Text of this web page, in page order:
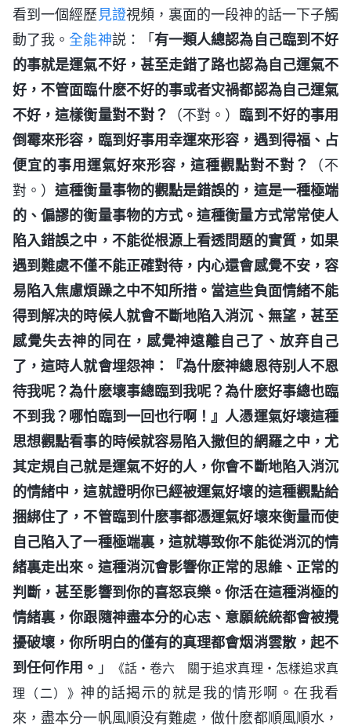
看到一個經歷 見證視頻，裏面的一段神的話一下子觸
動了我。全能神説：「有一類人總認為自己臨到不好
的事就是運氣不好，甚至走錯了路也認為自己運氣不
好，不管面臨什麽不好的事或者灾禍都認為自己運氣
不好，這樣衡量對不對？
（不對。）
臨到不好的事用
倒霉來形容，臨到好事用幸運來形容，遇到得福、占
便宜的事用運氣好來形容，這種觀點對不對？
（不
對。）這種衡量事物的觀點是錯誤的，這是一種極端
的、偏謬的衡量事物的方式。這種衡量方式常常使人
陷入錯誤之中，不能從根源上看透問題的實質，如果
遇到難處不僅不能正確對待，内心還會感覺不安，容
易陷入焦慮煩躁之中不知所措。當這些負面情緒不能
得到解决的時候人就會不斷地陷入消沉、無望，甚至
感覺失去神的同在，感覺神遠離自己了、放弃自己
了，這時人就會埋怨神：『為什麽神總恩待别人不恩
待我呢？為什麽壞事總臨到我呢？為什麽好事總也臨
不到我？哪怕臨到一回也行啊！』人憑運氣好壞這種
思想觀點看事的時候就容易陷入撒但的網羅之中，尤
其定規自己就是運氣不好的人，你會不斷地陷入消沉
的情緒中，這就證明你已經被運氣好壞的這種觀點給
捆綁住了，不管臨到什麽事都憑運氣好壞來衡量而使
自己陷入了一種極端裏，這就導致你不能從消沉的情
緒裏走出來。這種消沉會影響你正常的思維、正常的
判斷，甚至影響到你的喜怒哀樂。你活在這種消極的
情緒裏，你跟隨神盡本分的心志、意願統統都會被攪
擾破壞，你所明白的僅有的真理都會烟消雲散，起不
到任何作用。 」
《話・卷六 關于追求真理・怎樣追求真
理（二）》神的話揭示的就是我的情形啊。在我看
來，盡本分一帆風順没有難處，做什麽都順風順水，